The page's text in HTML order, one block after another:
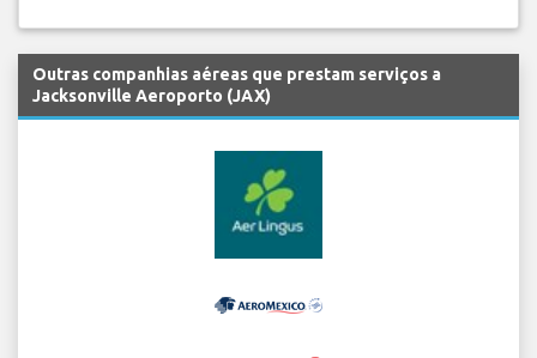
Outras companhias aéreas que prestam serviços a
Jacksonville Aeroporto (JAX)